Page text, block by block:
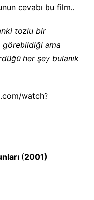
cevabı bu film..
tozlu bir
görebildiği ama
her şey bulanık
watch?
(2001)